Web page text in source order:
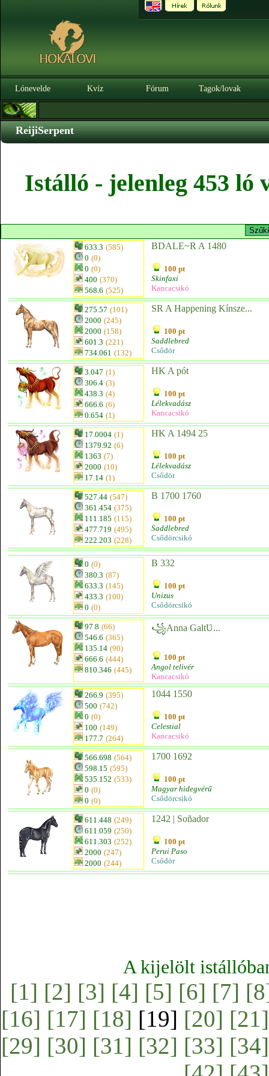
Lónevelde Kvíz Fórum Tagok/lovak
ReijiSerpent
Istálló - jelenleg 453 ló
633.3 (585)
0 (0)
0 (0)
400 (370)
568.6 (525)
BDALE~R A 1480
100 pt
Skinfaxi
Kancacsikó
275.57 (101)
2000 (245)
2000 (158)
601.3 (221)
734.061 (132)
SR A Happening Kínsze...
100 pt
Saddlebred
Csődör
3.047 (1)
306.4 (3)
438.3 (4)
666.6 (6)
0.654 (1)
HK A pót
100 pt
Lélekvadász
Kancacsikó
17.0004 (1)
1379.92 (6)
1363 (7)
2000 (10)
17.14 (1)
HK A 1494 25
100 pt
Lélekvadász
Csődör
527.44 (547)
361.454 (375)
111.185 (115)
477.719 (495)
222.203 (228)
B 1700 1760
100 pt
Saddlebred
Csődörcsikó
0 (0)
380.3 (87)
633.3 (145)
433.3 (100)
0 (0)
B 332
100 pt
Unizus
Csődörcsikó
97.8 (66)
546.6 (365)
135.14 (90)
666.6 (444)
810.346 (445)
꧁Anna GaltƲ...
100 pt
Angol telivér
Kancacsikó
266.9 (395)
500 (742)
0 (0)
100 (149)
177.7 (264)
1044 1550
100 pt
Celestial
Kancacsikó
566.698 (564)
598.15 (595)
535.152 (533)
0 (0)
0 (0)
1700 1692
100 pt
Magyar hidegvérű
Csődörcsikó
611.448 (249)
611.059 (250)
611.303 (252)
2000 (247)
2000 (244)
1242 | Soñador
100 pt
Perui Paso
Csődör
A kijelölt
[1] [2] [3] [4] [5] [6] [7]
[16] [17] [18] [19] [20] [21]
[29] [30] [31] [32] [33] [34]